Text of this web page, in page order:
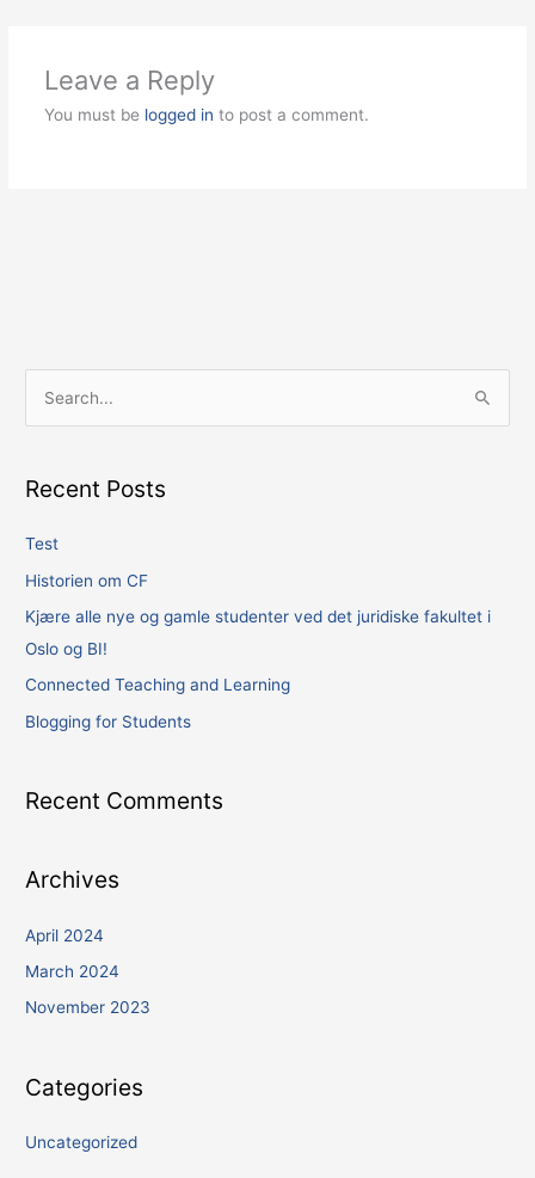
Leave a Reply
You must be logged in to post a comment.
r
o
r
:
Recent Posts
Test
Historien om CF
Kjære alle nye og gamle studenter ved det juridiske fakultet i
Oslo og BI!
Connected Teaching and Learning
Blogging for Students
Recent Comments
Archives
April 2024
March 2024
November 2023
Categories
Uncategorized